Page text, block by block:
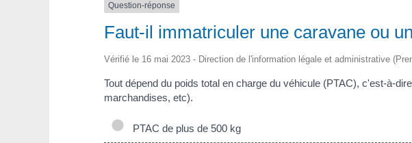
Question-réponse
Faut-il immatriculer une caravane ou
Vérifié le 16 mai 2023 - Direction de l'information légale et administrative
Tout dépend du poids total en charge du véhicule (PTAC), c'est-à-
marchandises, etc).
PTAC de plus de 500 kg